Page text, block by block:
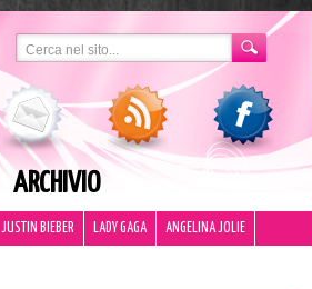
ARCHIVIO
JUSTIN BIEBER LADY GAGA ANGELINA JOLIE